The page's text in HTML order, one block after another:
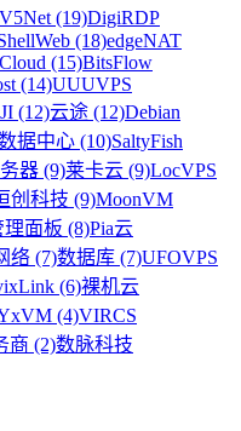
V5Net (19)DigiRDP
(18)edgeNAT
(15)BitsFlow
(14)UUUVPS
(12)云途 (12)Debian
据中心 (10)SaltyFish
器 (9)莱卡云 (9)LocVPS
创科技 (9)MoonVM
面板 (8)Pia云
络 (7)数据库 (7)UFOVPS
(6)裸机云
(4)VIRCS
商 (2)数脉科技